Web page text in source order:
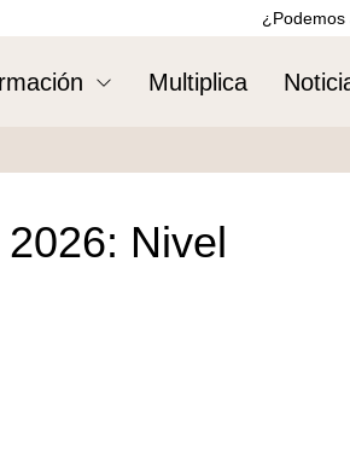
Multiplica
Nivel